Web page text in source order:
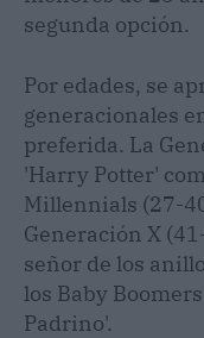
segunda opción.
Por edades, se
generacionales
preferida. La
'Harry Potter'
Millennials (27-
Generación X
señor de los
los Baby
Padrino'.